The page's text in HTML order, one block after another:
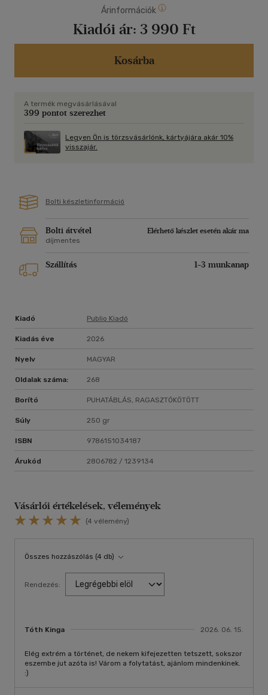
társadalomban, amelynek egyetlen feladata, hogy
fenntartsa a tökéletes harmóniát Egy váratlan küldetés
azonban kiszakítja a megszokott keretek közül, és olyan
kalandokba sodorja, amelyek átírják mindazt, amit a világról
és önmagáról gondolt. A Beton Kék Égbolt egyszerre sötét és
Árinformációk
Kiadói ár: 3 990 Ft
Kosárba
A termék megvásárlásával
399 pontot szerezhet
Legyen Ön is törzsvásárlónk, kártyájára akár 10%
visszajár.
Bolti készletinformáció
Bolti átvétel
Elérhető készlet esetén akár ma
díjmentes
Szállítás 1-3 munkanap
Kiadó Publio Kiadó
Kiadás éve 2026
Nyelv MAGYAR
Oldalak száma: 268
Borító PUHATÁBLÁS, RAGASZTÓKÖTÖTT
Súly 250 gr
ISBN 9786151034187
Árukód 2806782 / 1239134
Vásárlói értékelések, vélemények
(4 vélemény)
Összes hozzászólás (4 db)
Rendezés:
Tóth Kinga 2026. 06. 15.
Elég extrém a történet, de nekem kifejezetten tetszett, sokszor
eszembe jut azóta is! Várom a folytatást, ajánlom mindenkinek.
:)